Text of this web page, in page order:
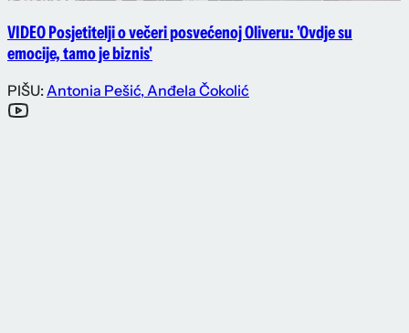
VIDEO Posjetitelji o večeri posvećenoj Oliveru: 'Ovdje su
emocije, tamo je biznis'
PIŠU: Antonia Pešić, Anđela Čokolić